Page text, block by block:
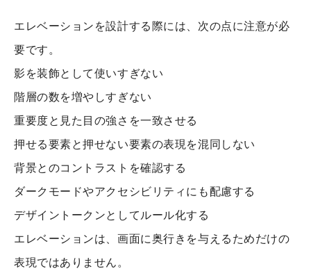
エレベーションを設計する際には、次の点に注意が必
要です。
影を装飾として使いすぎない
階層の数を増やしすぎない
重要度と見た目の強さを一致させる
押せる要素と押せない要素の表現を混同しない
背景とのコントラストを確認する
ダークモードやアクセシビリティにも配慮する
デザイントークンとしてルール化する
エレベーションは、画面に奥行きを与えるためだけの
表現ではありません。